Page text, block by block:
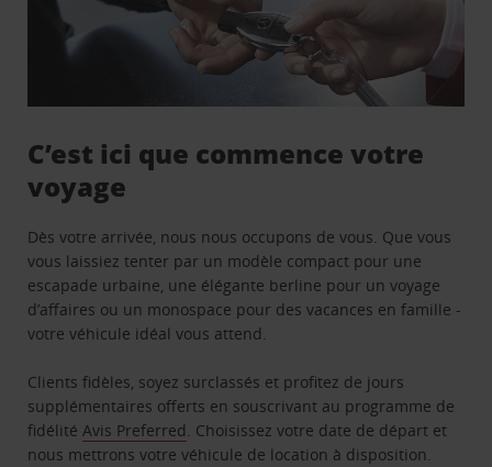
C’est ici que commence votre
voyage
Dès votre arrivée, nous nous occupons de vous. Que vous
vous laissiez tenter par un modèle compact pour une
escapade urbaine, une élégante berline pour un voyage
d’affaires ou un monospace pour des vacances en famille -
votre véhicule idéal vous attend.
Clients fidèles, soyez surclassés et profitez de jours
supplémentaires offerts en souscrivant au programme de
fidélitéAvis Preferred. Choisissez votre date de départ et
nous mettrons votre véhicule de location à disposition.